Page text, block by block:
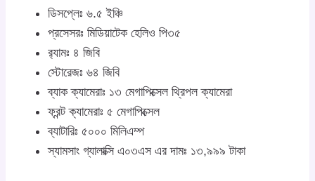
ডিসপ্লেঃ ৬.৫ ইঞ্চি
প্রসেসরঃ মিডিয়াটেক হেলিও পি৩৫
র‍্যামঃ ৪ জিবি
স্টোরেজঃ ৬৪ জিবি
ব্যাক ক্যামেরাঃ ১৩ মেগাপিক্সেল থ্রিপল ক্যামেরা
ফ্রন্ট ক্যামেরাঃ ৫ মেগাপিক্সেল
ব্যাটারিঃ ৫০০০ মিলিএম্প
স্যামসাং গ্যালাক্সি এ০৩এস এর দামঃ ১৩,৯৯৯ টাকা